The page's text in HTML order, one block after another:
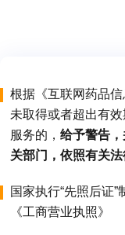
根据《互联网药品
未取得或者超出有
服务的， 给予警告
关部门，依照有关法
国家执行“先照后证
《工商营业执照》